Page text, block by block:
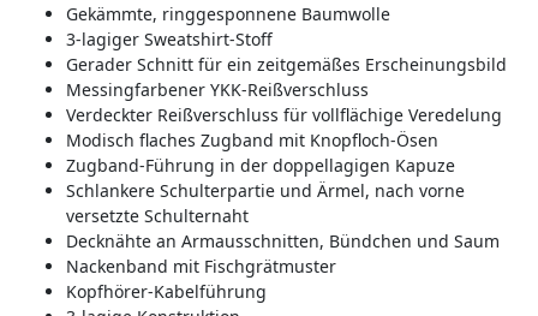
Gekämmte, ringgesponnene Baumwolle
3-lagiger Sweatshirt-Stoff
Gerader Schnitt für ein zeitgemäßes Erscheinungsbild
Messingfarbener YKK-Reißverschluss
Verdeckter Reißverschluss für vollflächige Veredelung
Modisch flaches Zugband mit Knopfloch-Ösen
Zugband-Führung in der doppellagigen Kapuze
Schlankere Schulterpartie und Ärmel, nach vorne
versetzte Schulternaht
Decknähte an Armausschnitten, Bündchen und Saum
Nackenband mit Fischgrätmuster
Kopfhörer-Kabelführung